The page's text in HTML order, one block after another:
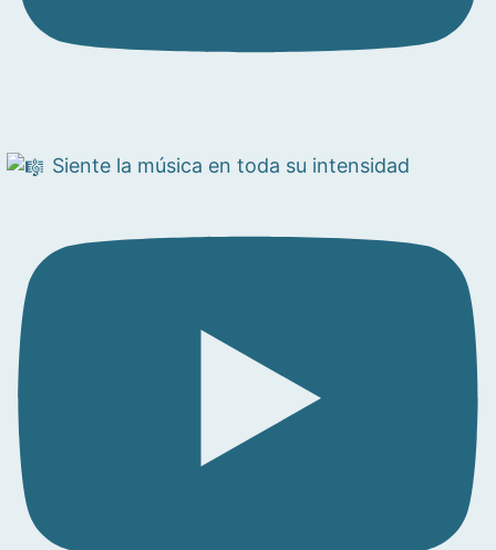
Siente la música en toda su intensidad